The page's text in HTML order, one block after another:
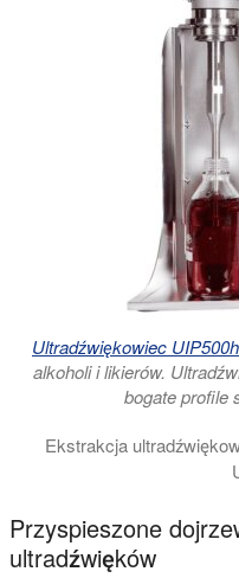
Ultradźwiękowiec
alkoholi i likierów.
bogate profile
Ekstrakcja
Przyspieszone
ultradźwięków